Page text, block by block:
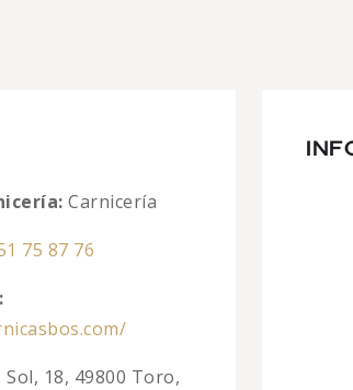
Carnicería
75 87 76
Sol, 18, 49800 Toro,